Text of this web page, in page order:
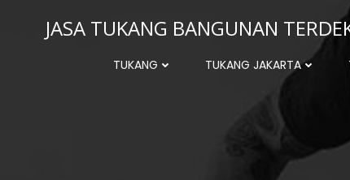
JASA TUKANG BANGUNAN
TUKANG TUKANG JAKARTA